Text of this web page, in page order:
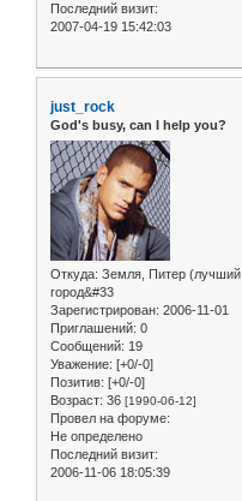
Последний визит:
2007-04-19 15:42:03
just_rock
God's busy, can I help you?
Откуда: Земля, Питер (лучший
город&#33
Зарегистрирован: 2006-11-01
Приглашений: 0
Сообщений: 19
Уважение: [+0/-0]
Позитив: [+0/-0]
Возраст: 36 [1990-06-12]
Провел на форуме:
Не определено
Последний визит:
2006-11-06 18:05:39